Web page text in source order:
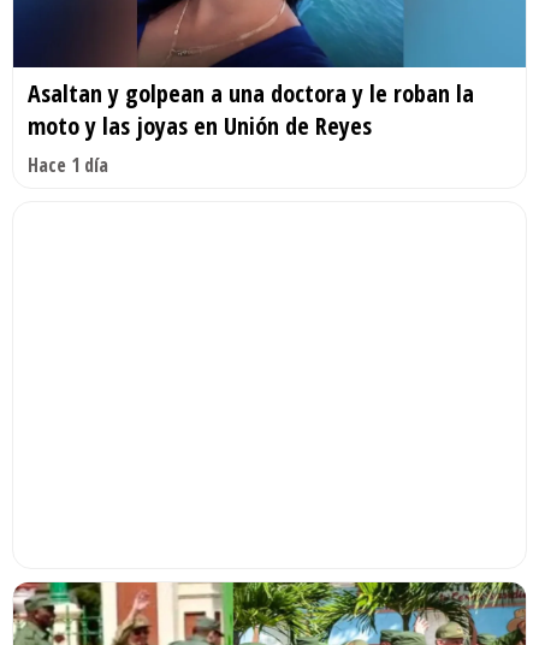
Asaltan y golpean a una doctora y le roban la
moto y las joyas en Unión de Reyes
Hace 1 día